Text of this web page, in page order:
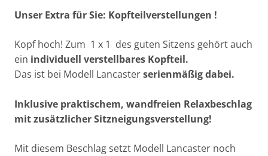
Unser Extra für Sie: Kopfteilverstellungen !
Kopf hoch! Zum 1 x 1 des guten Sitzens gehört auch
ein individuell verstellbares Kopfteil.
Das ist bei Modell Lancasterserienmäßig dabei.
Inklusive praktischem, wandfreien Relaxbeschlag
mit zusätzlicher Sitzneigungsverstellung!
Mit diesem Beschlag setzt Modell Lancaster noch